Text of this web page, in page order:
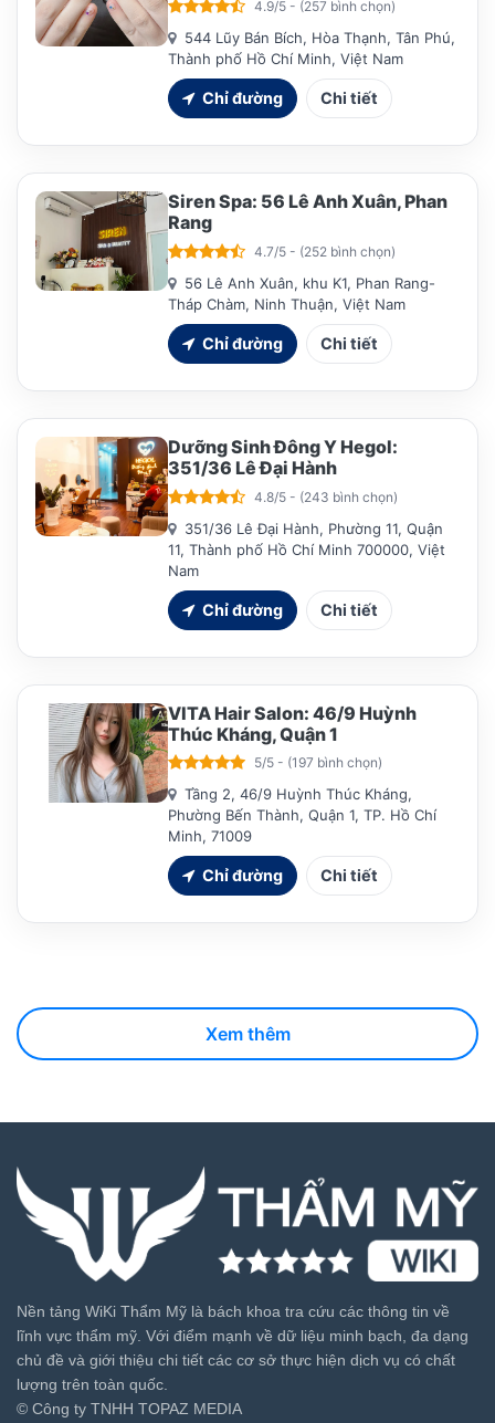
4.9/5 - (257 bình chọn)
544 Lũy Bán Bích, Hòa Thạnh, Tân Phú,
Thành phố Hồ Chí Minh, Việt Nam
Chỉ đường Chi tiết
Siren Spa: 56 Lê Anh Xuân, Phan
Rang
4.7/5 - (252 bình chọn)
56 Lê Anh Xuân, khu K1, Phan Rang-
Tháp Chàm, Ninh Thuận, Việt Nam
Chỉ đường Chi tiết
Dưỡng Sinh Đông Y Hegol:
351/36 Lê Đại Hành
4.8/5 - (243 bình chọn)
351/36 Lê Đại Hành, Phường 11, Quận
11, Thành phố Hồ Chí Minh 700000, Việt
Nam
Chỉ đường Chi tiết
VITA Hair Salon: 46/9 Huỳnh
Thúc Kháng, Quận 1
5/5 - (197 bình chọn)
Tầng 2, 46/9 Huỳnh Thúc Kháng,
Phường Bến Thành, Quận 1, TP. Hồ Chí
Minh, 71009
Chỉ đường Chi tiết
Xem thêm
Nền tảng WiKi Thẩm Mỹ là bách khoa tra cứu các thông tin về
lĩnh vực thẩm mỹ. Với điểm mạnh về dữ liệu minh bạch, đa dạng
chủ đề và giới thiệu chi tiết các cơ sở thực hiện dịch vụ có chất
lượng trên toàn quốc.
© Công ty TNHH TOPAZ MEDIA